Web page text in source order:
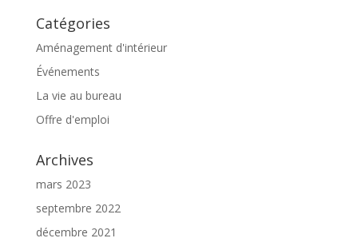
Catégories
Aménagement d'intérieur
Événements
La vie au bureau
Offre d'emploi
Archives
mars 2023
septembre 2022
décembre 2021